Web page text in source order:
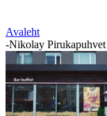
Avaleht
-Nikolay Pirukapuhvet